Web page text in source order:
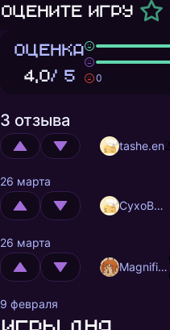
Оцените игру
ОЦЕНКА
4,0/ 5
0
3 отзыва
tashe.en
26 марта
CyxoB666
26 марта
MagnificentMrFox
9 февраля